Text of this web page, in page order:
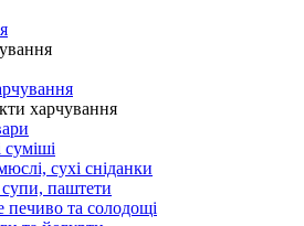
харчування
суміші
сухі сніданки
паштети
печиво та солодощі